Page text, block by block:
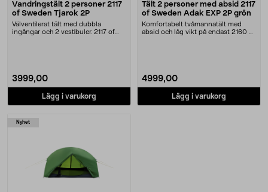
Vandringstält 2 personer 2117
of Sweden Tjarok 2P
Välventilerat tält med dubbla
ingångar och 2 vestibuler. 2117 of
3999,00
Lägg i varukorg
Tält 2 personer med absid 2117
of Sweden Adak EXP 2P grön
Komfortabelt tvåmannatält med
absid och låg vikt på endast 2160 g.
4999,00
Lägg i varukorg
Nyhet